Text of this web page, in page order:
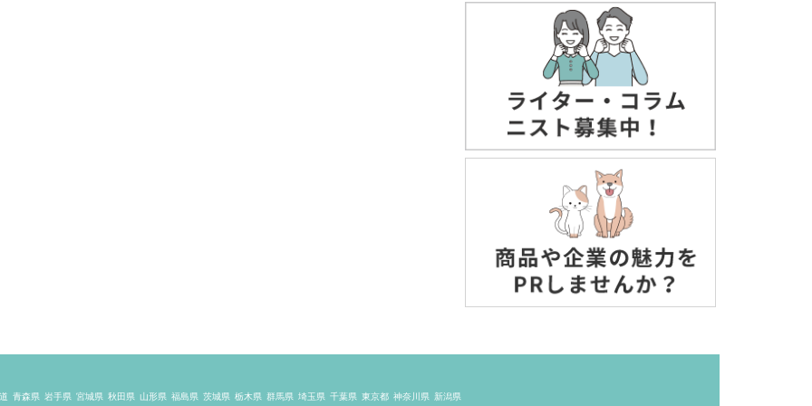
青森県 岩手県 宮城県 秋田県 山形県 福島県 茨城県 栃木県 群馬県 埼玉県 千葉県 東京都 神奈川県 新潟県